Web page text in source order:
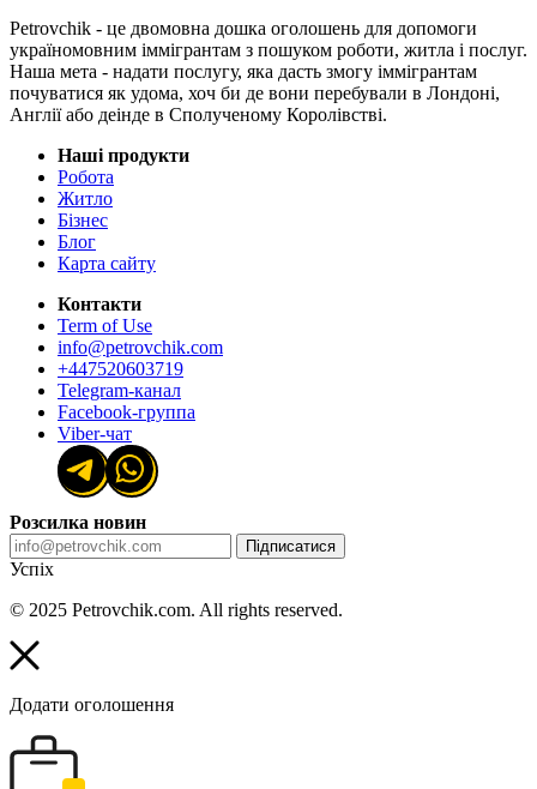
Petrovchik - це двомовна дошка оголошень для допомоги
україномовним іммігрантам з пошуком роботи, житла і послуг.
Наша мета - надати послугу, яка дасть змогу іммігрантам
почуватися як удома, хоч би де вони перебували в Лондоні,
Англії або деінде в Сполученому Королівстві.
Наші продукти
Робота
Житло
Бізнес
Блог
Карта сайту
Контакти
Term of Use
info@petrovchik.com
+447520603719
Telegram-канал
Facebook-группа
Viber-чат
Розсилка новин
Підписатися
Успіх
© 2025 Petrovchik.com. All rights reserved.
Додати оголошення